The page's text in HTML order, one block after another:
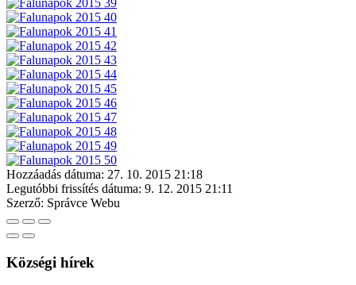
Hozzáadás dátuma: 27. 10. 2015 21:18
Legutóbbi frissítés dátuma: 9. 12. 2015 21:11
Szerző: Správce Webu
Községi hírek